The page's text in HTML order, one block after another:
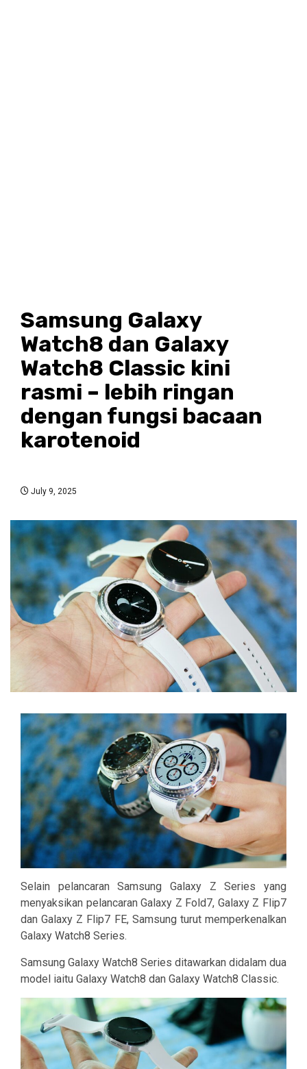
Samsung Galaxy
Watch8 dan Galaxy
Watch8 Classic kini
rasmi – lebih ringan
dengan fungsi bacaan
karotenoid
July 9, 2025
Selain pelancaran Samsung Galaxy Z Series yang
menyaksikan pelancaran Galaxy Z Fold7, Galaxy Z Flip7
dan Galaxy Z Flip7 FE, Samsung turut memperkenalkan
Galaxy Watch8 Series.
Samsung Galaxy Watch8 Series ditawarkan didalam dua
model iaitu Galaxy Watch8 dan Galaxy Watch8 Classic.